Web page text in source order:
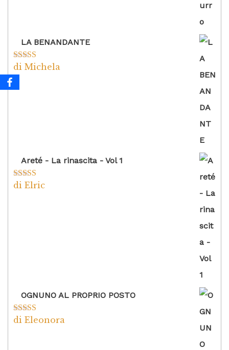
LA BENANDANTE
Valutato5su
di Michela
Areté - La rinascita - Vol 1
Valutato5
di Elric
OGNUNO AL PROPRIO POSTO
Valutato5su
di Eleonora